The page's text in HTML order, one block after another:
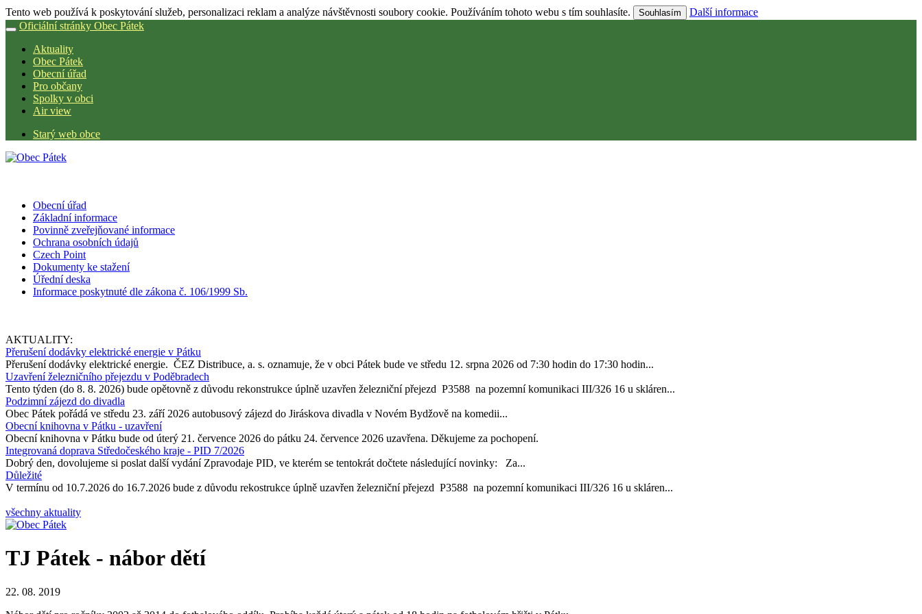
Tento web používá k poskytování služeb, personalizaci reklam a analýze návštěvnosti soubory cookie. Používáním tohoto webu s tím souhlasíte. Souhlasím
Další informace
Oficiální stránky Obec Pátek
Aktuality
Obec Pátek
Obecní úřad
Pro občany
Spolky v obci
Air view
Starý web obce
Obecní úřad
Základní informace
Povinně zveřejňované informace
Ochrana osobních údajů
Czech Point
Dokumenty ke stažení
Úřední deska
Informace poskytnuté dle zákona č. 106/1999 Sb.
AKTUALITY:
Přerušení dodávky elektrické energie v Pátku
Přerušení dodávky elektrické energie. ČEZ Distribuce, a. s. oznamuje, že v obci Pátek bude ve středu 12. srpna 2026 od 7:30 hodin do 17:30 hodin...
Uzavření železničního přejezdu v Poděbradech
Tento týden (do 8. 8. 2026) bude opětovně z důvodu rekonstrukce úplně uzavřen železniční přejezd P3588 na pozemní komunikaci III/326 16 u skláren...
Podzimní zájezd do divadla
Obec Pátek pořádá ve středu 23. září 2026 autobusový zájezd do Jiráskova divadla v Novém Bydžově na komedii...
Obecní knihovna v Pátku - uzavření
Obecní knihovna v Pátku bude od úterý 21. července 2026 do pátku 24. července 2026 uzavřena. Děkujeme za pochopení.
Integrovaná doprava Středočeského kraje - PID 7/2026
Dobrý den, dovolujeme si poslat další vydání Zpravodaje PID, ve kterém se tentokrát dočtete následující novinky: Za...
Důležité
V termínu od 10.7.2026 do 16.7.2026 bude z důvodu rekostrukce úplně uzavřen železniční přejezd P3588 na pozemní komunikaci III/326 16 u skláren...
všechny aktuality
TJ Pátek - nábor dětí
22. 08. 2019